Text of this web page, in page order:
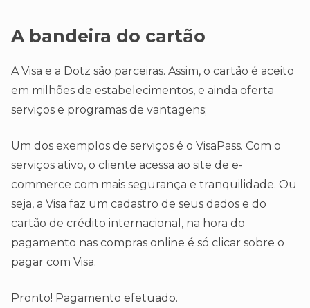
A bandeira do cartão
A Visa e a Dotz são parceiras. Assim, o cartão é aceito
em milhões de estabelecimentos, e ainda oferta
serviços e programas de vantagens;
Um dos exemplos de serviços é o VisaPass. Com o
serviços ativo, o cliente acessa ao site de e-
commerce com mais segurança e tranquilidade. Ou
seja, a Visa faz um cadastro de seus dados e do
cartão de crédito internacional, na hora do
pagamento nas compras online é só clicar sobre o
pagar com Visa.
Pronto! Pagamento efetuado.